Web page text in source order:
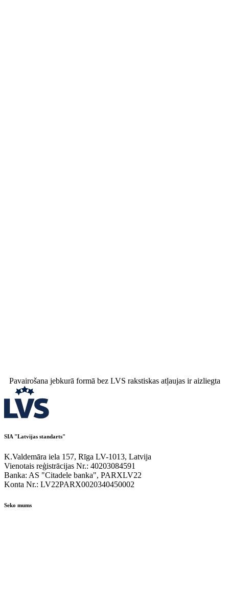
Pavairošana jebkurā formā bez LVS rakstiskas atļaujas ir aizliegta
SIA "Latvijas standarts"
K.Valdemāra iela 157, Rīga LV-1013, Latvija
Vienotais reģistrācijas Nr.: 40203084591
Banka: AS "Citadele banka", PARXLV22
Konta Nr.: LV22PARX0020340450002
Seko mums